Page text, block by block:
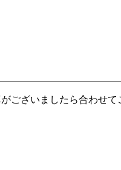
ございましたら合わせて